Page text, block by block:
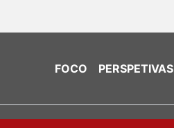
FOCO PERSPETIVAS